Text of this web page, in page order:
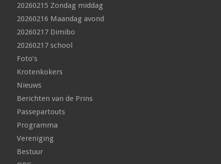
20260215 Zondag middag
20260216 Maandag avond
20260217 Dimibo
20260217 school
Foto’s
Krotenkokers
Nieuws
Berichten van de Prins
Passepartouts
Programma
Vereniging
Bestuur